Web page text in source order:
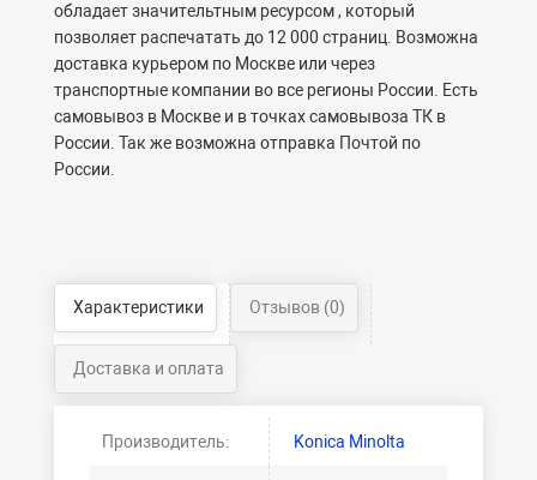
обладает значительтным ресурсом , который
позволяет распечатать до 12 000 страниц. Возможна
доставка курьером по Москве или через
транспортные компании во все регионы России. Есть
самовывоз в Москве и в точках самовывоза ТК в
России. Так же возможна отправка Почтой по
России.
Характеристики Отзывов (0)
Доставка и оплата
Производитель: Konica Minolta